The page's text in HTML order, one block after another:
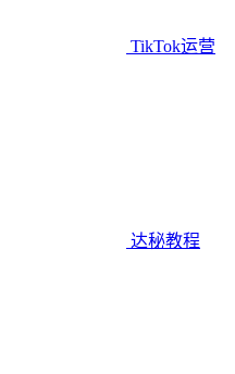
TikTok运营
达秘教程